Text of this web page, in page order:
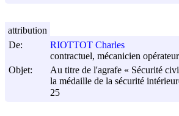
De:
RIOTTOT Charles
contractuel, mécanicien
Objet:
Au titre de l'agrafe « Sécurité
la médaille de la sécurité
25
attribution